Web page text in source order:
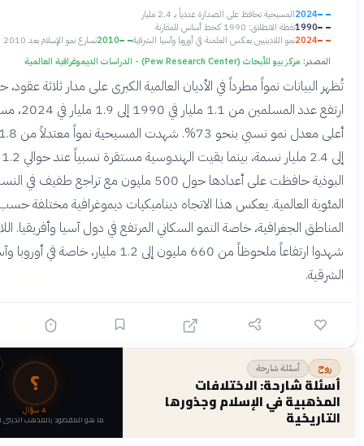
المسيحية تحافظ على الصدارة عددياً بـ 2.4 مليار
نقطة الانطلاق: 1990 كخط أساس للمقارنة
نمو اللادينيين يعكس العلمنة في أوروبا وآسيا الشرقية 2010تسارع نمو الإسلام بعد 2010
مركز بيو للأبحاث (Pew Research Center) - الدراسات الديموغرافية العالمية
نمواً مطرداً في الأديان العالمية الكبرى على مدار ثلاثة عقود، حيث
ارتفع عدد المسلمين من 1.1 مليار في 1990 إلى 1.9 مليار في 2024، مسجلاً
أعلى معدل نمو نسبي بنحو 73%. شهدت المسيحية نمواً معتدلاً من 1.8 مليار
إلى 2.4 مليار نسمة، بينما بقيت الهندوسية مستقرة نسبياً عند حوالي 1.2 مليار.
البوذية حافظت على أعدادها حول 500 مليون مع تراجع طفيف في النسب
العالمية. يعكس هذا الاتجاه ديناميكيات ديموغرافية مختلفة حسب
الجغرافية، خاصة النمو السكاني المرتفع في دول آسيا وأفريقيا. اللادينيون
شهدوا ارتفاعاً ملحوظاً من 660 مليون إلى 1.2 مليار، خاصة في أوروبا وآسيا
أسئلة شارحة
شارحة: الاختلافات
في الإسلام وجذورها
قبل 4 أشهر
ما هو المقصود بالمذهب الديني في الإسلام؟